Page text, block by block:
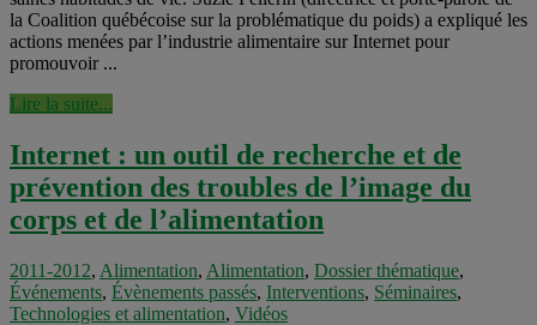
la Coalition québécoise sur la problématique du poids) a expliqué les
actions menées par l’industrie alimentaire sur Internet pour
promouvoir ...
Lire la suite...
Internet : un outil de recherche et de
prévention des troubles de l’image du
corps et de l’alimentation
2011-2012, Alimentation, Alimentation, Dossier thématique,
Événements, Évènements passés, Interventions, Séminaires,
Technologies et alimentation, Vidéos